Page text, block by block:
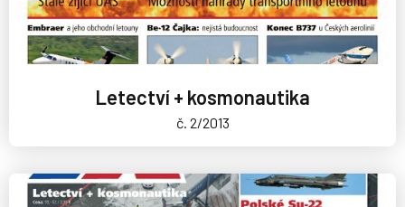
Letectví + kosmonautika
č. 2/2013